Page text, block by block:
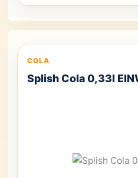
COLA
Splish Cola 0,33l